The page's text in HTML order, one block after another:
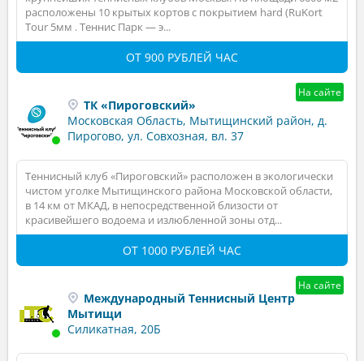
расположены 10 крытых кортов с покрытием hard (RuKort
Tour 5мм . Теннис Парк — э...
ОТ 900 РУБЛЕЙ ЧАС
На сайте
ТК «Пироговский»
Московская Область, Мытищинский район, д.
Пирогово, ул. Совхозная, вл. 37
Теннисный клуб «Пироговский» расположен в экологически
чистом уголке Мытищинского района Московской области,
в 14 км от МКАД, в непосредственной близости от
красивейшего водоема и излюбленной зоны отд...
ОТ 1000 РУБЛЕЙ ЧАС
На сайте
Международный Теннисный Центр
Мытищи
Силикатная, 20Б